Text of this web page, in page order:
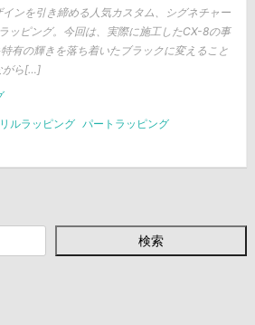
ンを引き締める人気カスタム、シグネチャー
ッピング。今回は、実際に施工したCX-8の事
有の輝きを落ち着いたブラックに変えること
がら[…]
ルラッピング パートラッピング
検索